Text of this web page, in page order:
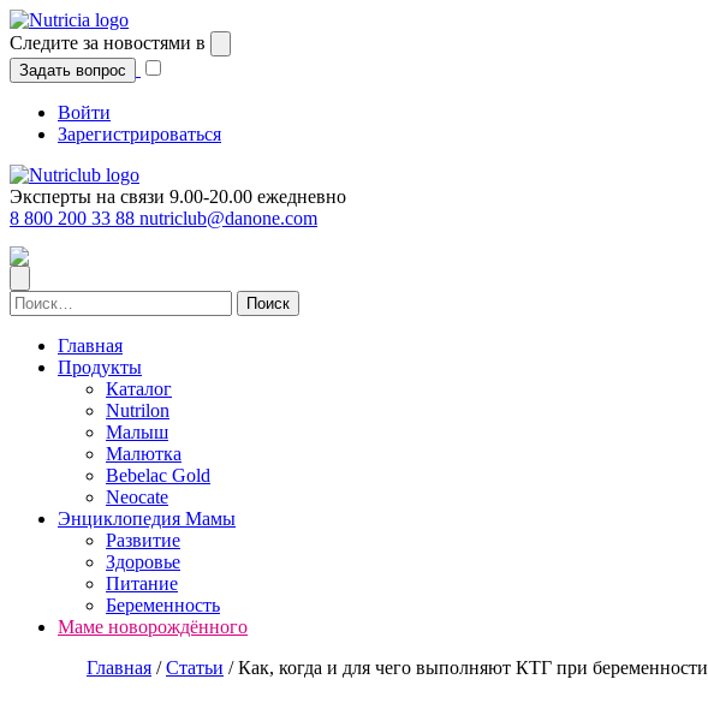
Перейти
к
содержимому
Следите за новостями в
Задать вопрос
Войти
Зарегистрироваться
Эксперты на связи 9.00-20.00 ежедневно
8 800 200 33 88 nutriclub@danone.com
Найти:
Главная
Продукты
Каталог
Nutrilon
Малыш
Малютка
Bebelac Gold
Neocate
Энциклопедия Мамы
Развитие
Здоровье
Питание
Беременность
Маме новорождённого
Главная /Cтатьи /Как, когда и для чего выполняют КТГ при беременности